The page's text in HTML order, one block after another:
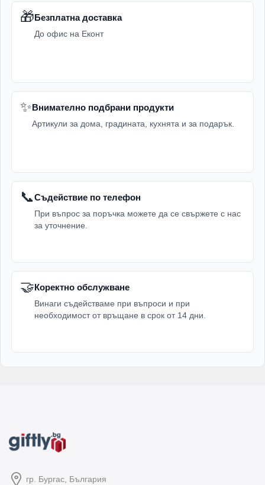
🎁Безплатна доставка
До офис на Еконт
✨Внимателно подбрани продукти
Артикули за дома, градината, кухнята и за подарък.
📞Съдействие по телефон
При въпрос за поръчка можете да се свържете с нас
за уточнение.
🤝Коректно обслужване
Винаги съдействаме при въпроси и при
необходимост от връщане в срок от 14 дни.
гр. Бургас, България